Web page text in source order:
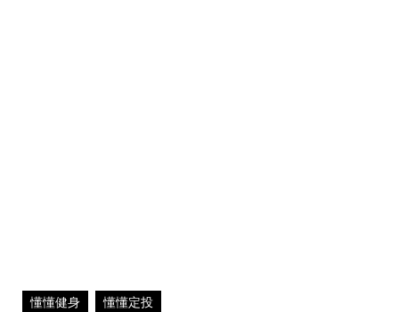
懂懂健身 懂懂定投